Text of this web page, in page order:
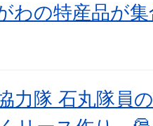
わの特産品が
力隊 石丸隊員